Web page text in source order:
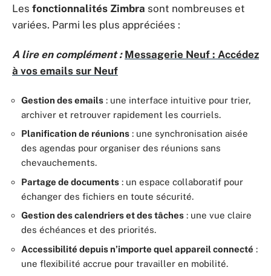
Les fonctionnalités Zimbra sont nombreuses et
variées. Parmi les plus appréciées :
A lire en complément : Messagerie Neuf : Accédez
à vos emails sur Neuf
Gestion des emails : une interface intuitive pour trier,
archiver et retrouver rapidement les courriels.
Planification de réunions : une synchronisation aisée
des agendas pour organiser des réunions sans
chevauchements.
Partage de documents : un espace collaboratif pour
échanger des fichiers en toute sécurité.
Gestion des calendriers et des tâches : une vue claire
des échéances et des priorités.
Accessibilité depuis n’importe quel appareil connecté :
une flexibilité accrue pour travailler en mobilité.